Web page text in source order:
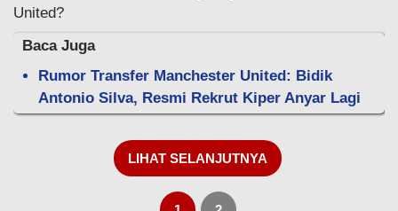
United?
Baca Juga
Rumor Transfer Manchester United: Bidik
Antonio Silva, Resmi Rekrut Kiper Anyar Lagi
LIHAT SELANJUTNYA